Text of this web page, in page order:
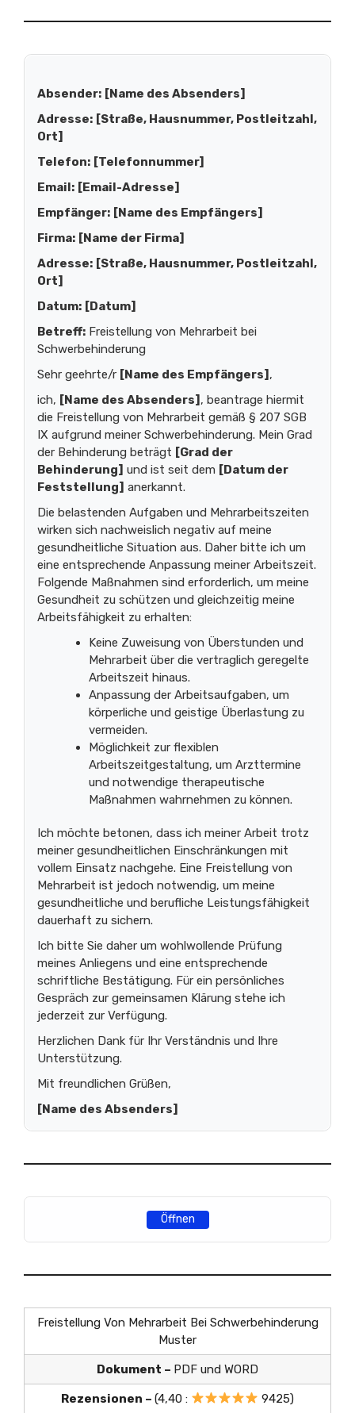
Absender: [Name des Absenders]
Adresse: [Straße, Hausnummer, Postleitzahl,
Ort]
Telefon: [Telefonnummer]
Email: [Email-Adresse]
Empfänger: [Name des Empfängers]
Firma: [Name der Firma]
Adresse: [Straße, Hausnummer, Postleitzahl,
Ort]
Datum: [Datum]
Betreff: Freistellung von Mehrarbeit bei
Schwerbehinderung
Sehr geehrte/r [Name des Empfängers] ,
ich, [Name des Absenders] , beantrage hiermit
die Freistellung von Mehrarbeit gemäß § 207 SGB
IX aufgrund meiner Schwerbehinderung. Mein Grad
der Behinderung beträgt [Grad der
Behinderung] und ist seit dem [Datum der
Feststellung] anerkannt.
Die belastenden Aufgaben und Mehrarbeitszeiten
wirken sich nachweislich negativ auf meine
gesundheitliche Situation aus. Daher bitte ich um
eine entsprechende Anpassung meiner Arbeitszeit.
Folgende Maßnahmen sind erforderlich, um meine
Gesundheit zu schützen und gleichzeitig meine
Arbeitsfähigkeit zu erhalten:
Keine Zuweisung von Überstunden und
Mehrarbeit über die vertraglich geregelte
Arbeitszeit hinaus.
Anpassung der Arbeitsaufgaben, um
körperliche und geistige Überlastung zu
vermeiden.
Möglichkeit zur flexiblen
Arbeitszeitgestaltung, um Arzttermine
und notwendige therapeutische
Maßnahmen wahrnehmen zu können.
Ich möchte betonen, dass ich meiner Arbeit trotz
meiner gesundheitlichen Einschränkungen mit
vollem Einsatz nachgehe. Eine Freistellung von
Mehrarbeit ist jedoch notwendig, um meine
gesundheitliche und berufliche Leistungsfähigkeit
dauerhaft zu sichern.
Ich bitte Sie daher um wohlwollende Prüfung
meines Anliegens und eine entsprechende
schriftliche Bestätigung. Für ein persönliches
Gespräch zur gemeinsamen Klärung stehe ich
jederzeit zur Verfügung.
Herzlichen Dank für Ihr Verständnis und Ihre
Unterstützung.
Mit freundlichen Grüßen,
[Name des Absenders]
Öffnen
Freistellung Von Mehrarbeit Bei Schwerbehinderung
Muster
Dokument – PDF und WORD
Rezensionen – (4,40 : 9425)